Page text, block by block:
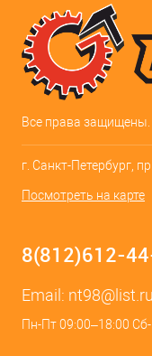
Все права защищены.
г. Санкт-Петербург,
Посмотреть на карте
8(812)612-
Email: nt98@list.ru
Пн-Пт 09:00–18:00